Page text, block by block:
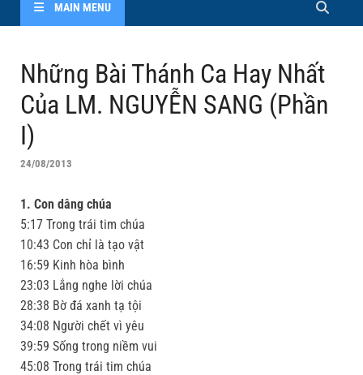
MAIN MENU
Những Bài Thánh Ca Hay Nhất
Của LM. NGUYỄN SANG (Phần
I)
24/08/2013
1. Con dâng chúa
5:17 Trong trái tim chúa
10:43 Con chỉ là tạo vật
16:59 Kinh hòa bình
23:03 Lắng nghe lời chúa
28:38 Bờ đá xanh tạ tội
34:08 Người chết vì yêu
39:59 Sống trong niềm vui
45:08 Trong trái tim chúa